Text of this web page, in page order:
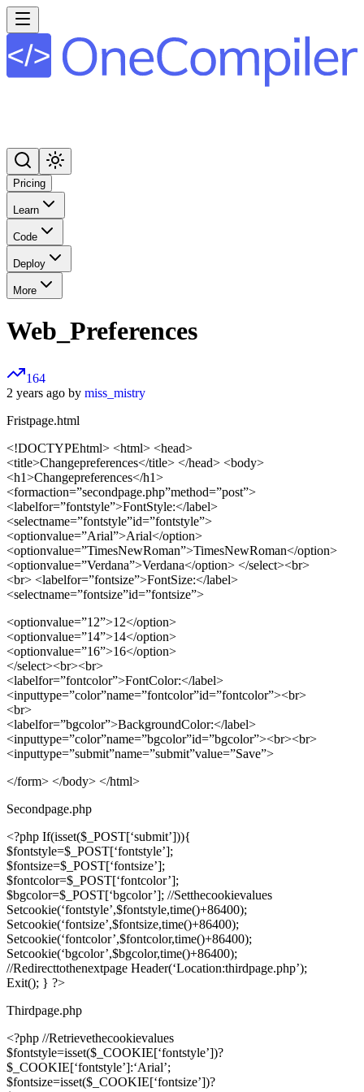
Pricing
Learn
Code
Deploy
More
Web_Preferences
164
2 years ago by miss_mistry
Fristpage.html
<!DOCTYPEhtml> <html> <head>
<title>Changepreferences</title> </head> <body>
<h1>Changepreferences</h1>
<formaction=”secondpage.php”method=”post”>
<labelfor=”fontstyle”>FontStyle:</label>
<selectname=”fontstyle”id=”fontstyle”>
<optionvalue=”Arial”>Arial</option>
<optionvalue=”TimesNewRoman”>TimesNewRoman</option>
<optionvalue=”Verdana”>Verdana</option> </select><br>
<br> <labelfor=”fontsize”>FontSize:</label>
<selectname=”fontsize”id=”fontsize”>
<optionvalue=”12”>12</option>
<optionvalue=”14”>14</option>
<optionvalue=”16”>16</option>
</select><br><br>
<labelfor=”fontcolor”>FontColor:</label>
<inputtype=”color”name=”fontcolor”id=”fontcolor”><br>
<br>
<labelfor=”bgcolor”>BackgroundColor:</label>
<inputtype=”color”name=”bgcolor”id=”bgcolor”><br><br>
<inputtype=”submit”name=”submit”value=”Save”>
</form> </body> </html>
Secondpage.php
<?php If(isset($_POST[‘submit’])){
$fontstyle=$_POST[‘fontstyle’];
$fontsize=$_POST[‘fontsize’];
$fontcolor=$_POST[‘fontcolor’];
$bgcolor=$_POST[‘bgcolor’]; //Setthecookievalues
Setcookie(‘fontstyle’,$fontstyle,time()+86400);
Setcookie(‘fontsize’,$fontsize,time()+86400);
Setcookie(‘fontcolor’,$fontcolor,time()+86400);
Setcookie(‘bgcolor’,$bgcolor,time()+86400);
//Redirecttothenextpage Header(‘Location:thirdpage.php’);
Exit(); } ?>
Thirdpage.php
<?php //Retrievethecookievalues
$fontstyle=isset($_COOKIE[‘fontstyle’])?
$_COOKIE[‘fontstyle’]:‘Arial’;
$fontsize=isset($_COOKIE[‘fontsize’])?